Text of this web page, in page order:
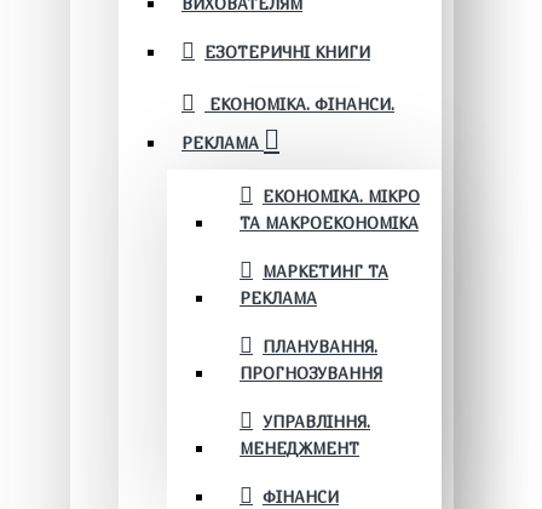
ЕЗОТЕРИЧНІ КНИГИ
ЕКОНОМІКА. ФІНАНСИ.
РЕКЛАМА
ЕКОНОМІКА. МІКРО
ТА МАКРОЕКОНОМІКА
МАРКЕТИНГ ТА
РЕКЛАМА
ПЛАНУВАННЯ.
ПРОГНОЗУВАННЯ
УПРАВЛІННЯ.
МЕНЕДЖМЕНТ
ФІНАНСИ